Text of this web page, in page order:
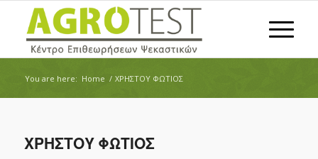
You are here: Home / ΧΡΗΣΤΟΥ ΦΩΤΙΟΣ
ΧΡΗΣΤΟΥ ΦΩΤΙΟΣ